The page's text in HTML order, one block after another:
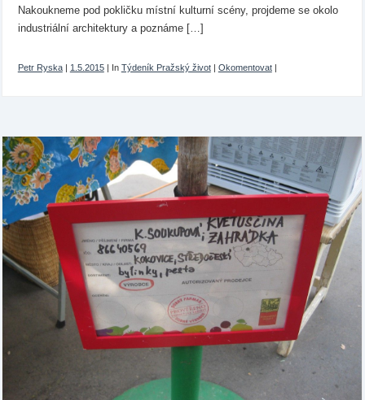
Nakoukneme pod pokličku místní kulturní scény, projdeme se okolo
industriální architektury a poznáme […]
Petr Ryska| 1.5.2015| In Týdeník Pražský život| Okomentovat|